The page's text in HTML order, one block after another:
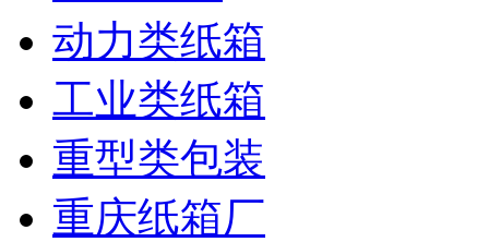
动力类纸箱
工业类纸箱
重型类包装
重庆纸箱厂